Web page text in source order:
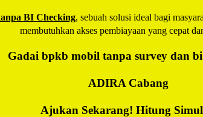
BI Checking, sebuah solusi ideal bagi
membutuhkan akses pembiayaan yang cepat
Gadai bpkb mobil tanpa survey dan
ADIRA Cabang
Ajukan Sekarang! Hitung